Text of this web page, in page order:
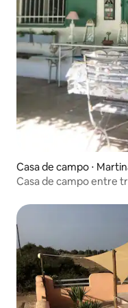
Casa de campo ⋅
Casa de campo entre